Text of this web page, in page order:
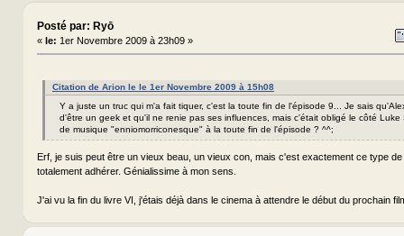
Posté par: Ryō
« le: 1er Novembre 2009 à 23h09 »
Citation de Arion le le 1er Novembre 2009 à 15h08
Y a juste un truc qui m'a fait tiquer, c'est la toute fin de l'épisode 9... Je sais
d'être un geek et qu'il ne renie pas ses influences, mais c'était obligé le côté Luke
de musique "enniomorriconesque" à la toute fin de l'épisode ? ^^;
Erf, je suis peut être un vieux beau, un vieux con, mais c'est exactement ce type
totalement adhérer. Génialissime à mon sens.
J'ai vu la fin du livre VI, j'étais déjà dans le cinema à attendre le début du prochain